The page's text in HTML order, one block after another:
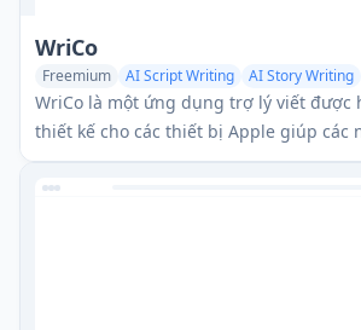
WriCo
Freemium AI Script Writing AI Story Writing
WriCo là một ứng dụng trợ lý viết được
thiết kế cho các thiết bị Apple giúp các
nhân vật, phác thảo cốt truyện và tổ
đồng bộ hóa liền mạch trên các thiết bị.